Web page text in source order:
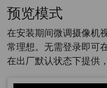
预览模式
在安装期间微调摄像机
常理想。无需登录即可
在出厂默认状态下提供